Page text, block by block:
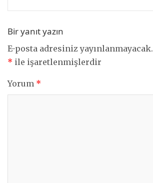
Bir yanıt yazın
E-posta adresiniz yayınlanmayacak.
* ile işaretlenmişlerdir
Yorum *